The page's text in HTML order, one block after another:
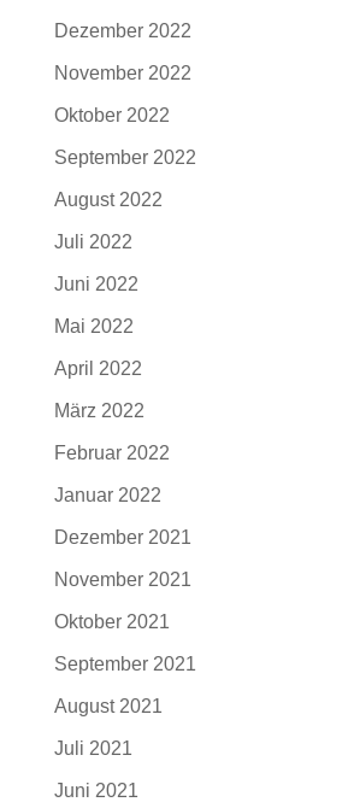
Dezember 2022
November 2022
Oktober 2022
September 2022
August 2022
Juli 2022
Juni 2022
Mai 2022
April 2022
März 2022
Februar 2022
Januar 2022
Dezember 2021
November 2021
Oktober 2021
September 2021
August 2021
Juli 2021
Juni 2021